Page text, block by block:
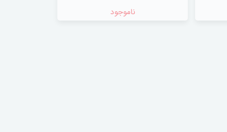
ناموجود